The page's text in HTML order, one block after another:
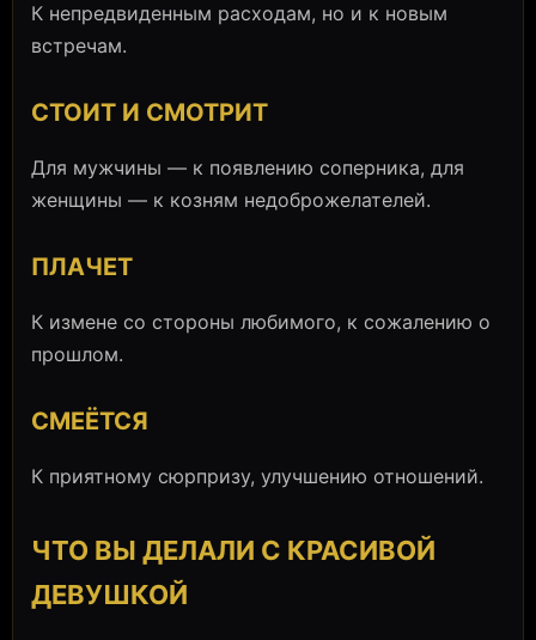
К непредвиденным расходам, но и к новым
встречам.
СТОИТ И СМОТРИТ
Для мужчины — к появлению соперника, для
женщины — к козням недоброжелателей.
ПЛАЧЕТ
К измене со стороны любимого, к сожалению о
прошлом.
СМЕЁТСЯ
К приятному сюрпризу, улучшению отношений.
ЧТО ВЫ ДЕЛАЛИ С КРАСИВОЙ
ДЕВУШКОЙ